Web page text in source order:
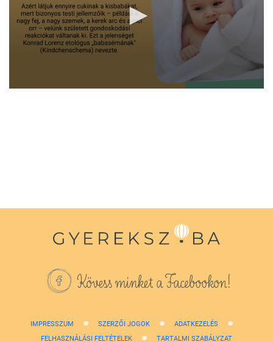
Kövess minket a Facebookon!
IMPRESSZUM SZERZŐI JOGOK
ADATKEZELÉS
FELHASZNÁLÁSI FELTÉTELEK
TARTALMI SZABÁLYZAT